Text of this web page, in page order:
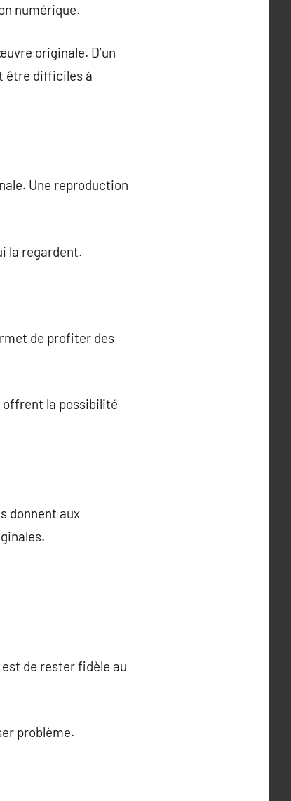
numérique.
originale. D’un
être difficiles à
Une reproduction
la regardent.
de profiter des
offrent la possibilité
donnent aux
de rester fidèle au
problème.